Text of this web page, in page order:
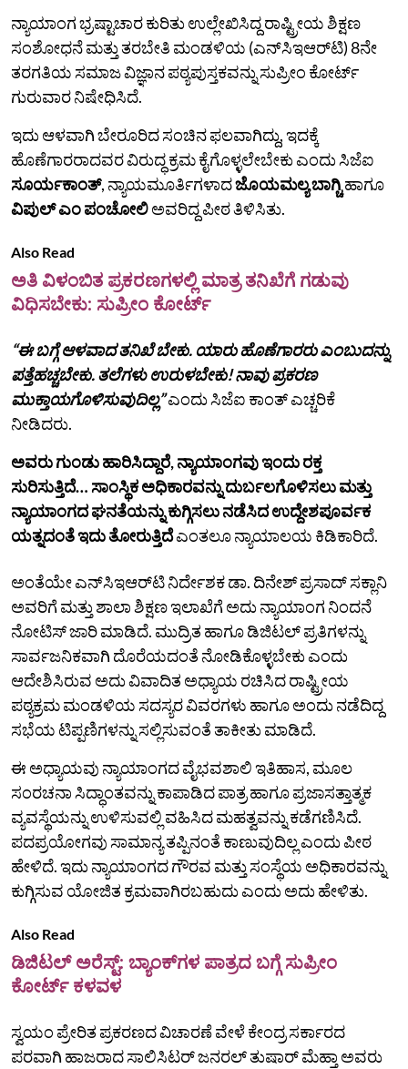
ನ್ಯಾಯಾಂಗ ಭ್ರಷ್ಟಾಚಾರ ಕುರಿತು ಉಲ್ಲೇಖಿಸಿದ್ದ ರಾಷ್ಟ್ರೀಯ ಶಿಕ್ಷಣ
ಸಂಶೋಧನೆ ಮತ್ತು ತರಬೇತಿ ಮಂಡಳಿಯ (ಎನ್‌ಸಿಇಆರ್‌ಟಿ) 8ನೇ
ತರಗತಿಯ ಸಮಾಜ ವಿಜ್ಞಾನ ಪಠ್ಯಪುಸ್ತಕವನ್ನು ಸುಪ್ರೀಂ ಕೋರ್ಟ್‌
ಗುರುವಾರ ನಿಷೇಧಿಸಿದೆ.
ಇದು ಆಳವಾಗಿ ಬೇರೂರಿದ ಸಂಚಿನ ಫಲವಾಗಿದ್ದು, ಇದಕ್ಕೆ
ಹೊಣೆಗಾರರಾದವರ ವಿರುದ್ಧ ಕ್ರಮ ಕೈಗೊಳ್ಳಲೇಬೇಕು ಎಂದು ಸಿಜೆಐ
ಸೂರ್ಯಕಾಂತ್‌, ನ್ಯಾಯಮೂರ್ತಿಗಳಾದಜೊಯಮಲ್ಯ ಬಾಗ್ಚಿ ಹಾಗೂ
ವಿಪುಲ್‌ ಎಂ ಪಂಚೋಲಿಅವರಿದ್ದ ಪೀಠ ತಿಳಿಸಿತು.
Also Read
ಅತಿ ವಿಳಂಬಿತ ಪ್ರಕರಣಗಳಲ್ಲಿ ಮಾತ್ರ ತನಿಖೆಗೆ ಗಡುವು
ವಿಧಿಸಬೇಕು: ಸುಪ್ರೀಂ ಕೋರ್ಟ್
“ಈ ಬಗ್ಗೆ ಆಳವಾದ ತನಿಖೆ ಬೇಕು. ಯಾರು ಹೊಣೆಗಾರರು ಎಂಬುದನ್ನು
ಪತ್ತೆಹಚ್ಚಬೇಕು. ತಲೆಗಳು ಉರುಳಬೇಕು! ನಾವು ಪ್ರಕರಣ
ಮುಕ್ತಾಯಗೊಳಿಸುವುದಿಲ್ಲ”ಎಂದು ಸಿಜೆಐ ಕಾಂತ್ ಎಚ್ಚರಿಕೆ
ನೀಡಿದರು.
ಅವರು ಗುಂಡು ಹಾರಿಸಿದ್ದಾರೆ, ನ್ಯಾಯಾಂಗವು ಇಂದು ರಕ್ತ
ಸುರಿಸುತ್ತಿದೆ… ಸಾಂಸ್ಥಿಕ ಅಧಿಕಾರವನ್ನು ದುರ್ಬಲಗೊಳಿಸಲು ಮತ್ತು
ನ್ಯಾಯಾಂಗದ ಘನತೆಯನ್ನು ಕುಗ್ಗಿಸಲು ನಡೆಸಿದ ಉದ್ದೇಶಪೂರ್ವಕ
ಯತ್ನದಂತೆ ಇದು ತೋರುತ್ತಿದೆಎಂತಲೂ ನ್ಯಾಯಾಲಯ ಕಿಡಿಕಾರಿದೆ.
ಅಂತೆಯೇ ಎನ್‌ಸಿಇಆರ್‌ಟಿ ನಿರ್ದೇಶಕ ಡಾ. ದಿನೇಶ್ ಪ್ರಸಾದ್ ಸಕ್ಲಾನಿ
ಅವರಿಗೆ ಮತ್ತು ಶಾಲಾ ಶಿಕ್ಷಣ ಇಲಾಖೆಗೆ ಅದು ನ್ಯಾಯಾಂಗ ನಿಂದನೆ
ನೋಟಿಸ್‌ ಜಾರಿ ಮಾಡಿದೆ. ಮುದ್ರಿತ ಹಾಗೂ ಡಿಜಿಟಲ್ ಪ್ರತಿಗಳನ್ನು
ಸಾರ್ವಜನಿಕವಾಗಿ ದೊರೆಯದಂತೆ ನೋಡಿಕೊಳ್ಳಬೇಕು ಎಂದು
ಆದೇಶಿಸಿರುವ ಅದು ವಿವಾದಿತ ಅಧ್ಯಾಯ ರಚಿಸಿದ ರಾಷ್ಟ್ರೀಯ
ಪಠ್ಯಕ್ರಮ ಮಂಡಳಿಯ ಸದಸ್ಯರ ವಿವರಗಳು ಹಾಗೂ ಅಂದು ನಡೆದಿದ್ದ
ಸಭೆಯ ಟಿಪ್ಪಣಿಗಳನ್ನು ಸಲ್ಲಿಸುವಂತೆ ತಾಕೀತು ಮಾಡಿದೆ.
ಈ ಅಧ್ಯಾಯವು ನ್ಯಾಯಾಂಗದ ವೈಭವಶಾಲಿ ಇತಿಹಾಸ, ಮೂಲ
ಸಂರಚನಾ ಸಿದ್ಧಾಂತವನ್ನು ಕಾಪಾಡಿದ ಪಾತ್ರ ಹಾಗೂ ಪ್ರಜಾಸತ್ತಾತ್ಮಕ
ವ್ಯವಸ್ಥೆಯನ್ನು ಉಳಿಸುವಲ್ಲಿ ವಹಿಸಿದ ಮಹತ್ವವನ್ನು ಕಡೆಗಣಿಸಿದೆ.
ಪದಪ್ರಯೋಗವು ಸಾಮಾನ್ಯ ತಪ್ಪಿನಂತೆ ಕಾಣುವುದಿಲ್ಲ ಎಂದು ಪೀಠ
ಹೇಳಿದೆ. ಇದು ನ್ಯಾಯಾಂಗದ ಗೌರವ ಮತ್ತು ಸಂಸ್ಥೆಯ ಅಧಿಕಾರವನ್ನು
ಕುಗ್ಗಿಸುವ ಯೋಜಿತ ಕ್ರಮವಾಗಿರಬಹುದು ಎಂದು ಅದು ಹೇಳಿತು.
Also Read
ಡಿಜಿಟಲ್‌ ಅರೆಸ್ಟ್‌: ಬ್ಯಾಂಕ್‌ಗಳ ಪಾತ್ರದ ಬಗ್ಗೆ ಸುಪ್ರೀಂ
ಕೋರ್ಟ್‌ ಕಳವಳ
ಸ್ವಯಂ ಪ್ರೇರಿತ ಪ್ರಕರಣದ ವಿಚಾರಣೆ ವೇಳೆ ಕೇಂದ್ರ ಸರ್ಕಾರದ
ಪರವಾಗಿ ಹಾಜರಾದ ಸಾಲಿಸಿಟರ್‌ ಜನರಲ್‌ ತುಷಾರ್‌ ಮೆಹ್ತಾ ಅವರು